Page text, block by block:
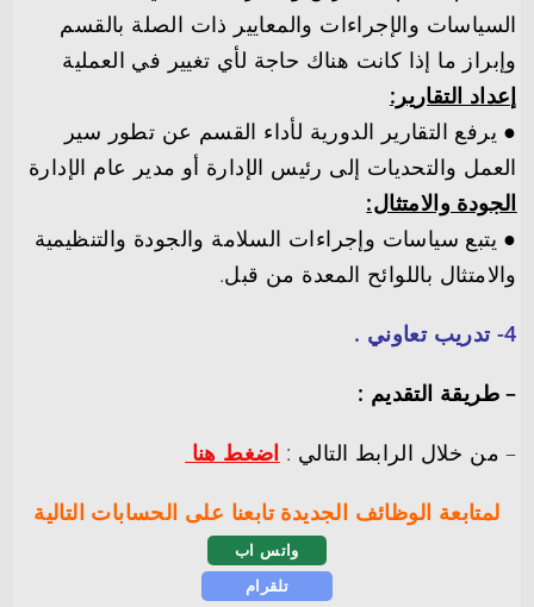
السياسات والإجراءات والمعايير ذات الصلة بالقسم
وإبراز ما إذا كانت هناك حاجة لأي تغيير في العملية
إعداد التقارير:
● يرفع التقارير الدورية لأداء القسم عن تطور سير
العمل والتحديات إلى رئيس الإدارة أو مدير عام الإدارة
الجودة والامتثال:
● يتبع سياسات وإجراءات السلامة والجودة والتنظيمية
والامتثال باللوائح المعدة من قبل.
4- تدريب تعاوني .
– طريقة التقديم :
– من خلال الرابط التالي : اضغط هنا
لمتابعة الوظائف الجديدة تابعنا على الحسابات التالية
واتس اب
تلقرام